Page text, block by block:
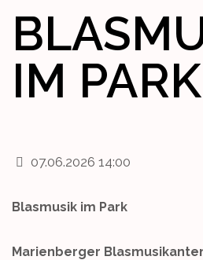
KONTAKT
IM PARK
07.06.2026 14:00
Blasmusik im Park
Marienberger